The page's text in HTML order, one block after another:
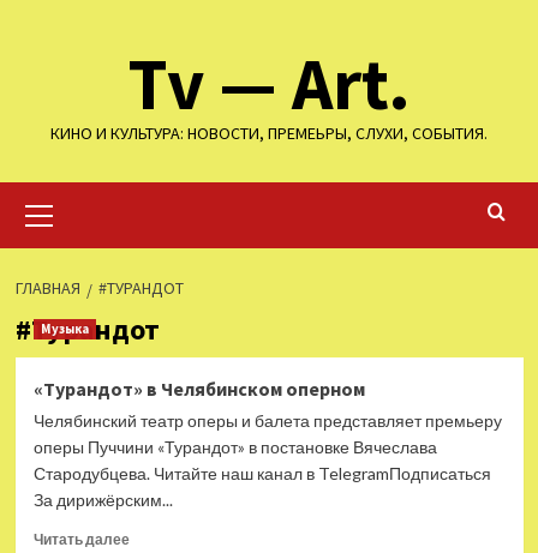
Tv — Art.
КИНО И КУЛЬТУРА: НОВОСТИ, ПРЕМЕЬРЫ, СЛУХИ, СОБЫТИЯ.
меню
ГЛАВНАЯ #ТУРАНДОТ
#Турандот
Музыка
«Турандот» в Челябинском оперном
Челябинский театр оперы и балета представляет премьеру
оперы Пуччини «Турандот» в постановке Вячеслава
Стародубцева. Читайте наш канал в TelegramПодписаться
За дирижёрским...
Читать далееПрочитать